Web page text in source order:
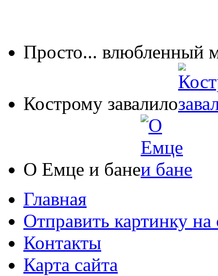
Просто... влюбленный
Кострому завалило
О Емце и бане
Главная
Отправить картинку на
Контакты
Карта сайта